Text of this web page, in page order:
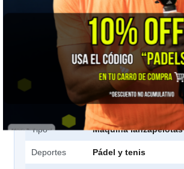
WhatsApp
y coordinamos.
📋 Ficha técnica
Slinger
Slinger Bag
Tipo Máquina lanzapelotas
Deportes Pádel y tenis